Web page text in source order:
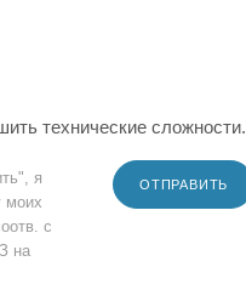
технические сложности.
я
моих
с
на
ОТПРАВИТЬ